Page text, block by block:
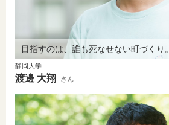
目指すのは、誰も死なせない町づくり。
静岡大学
渡邊 大翔 さん